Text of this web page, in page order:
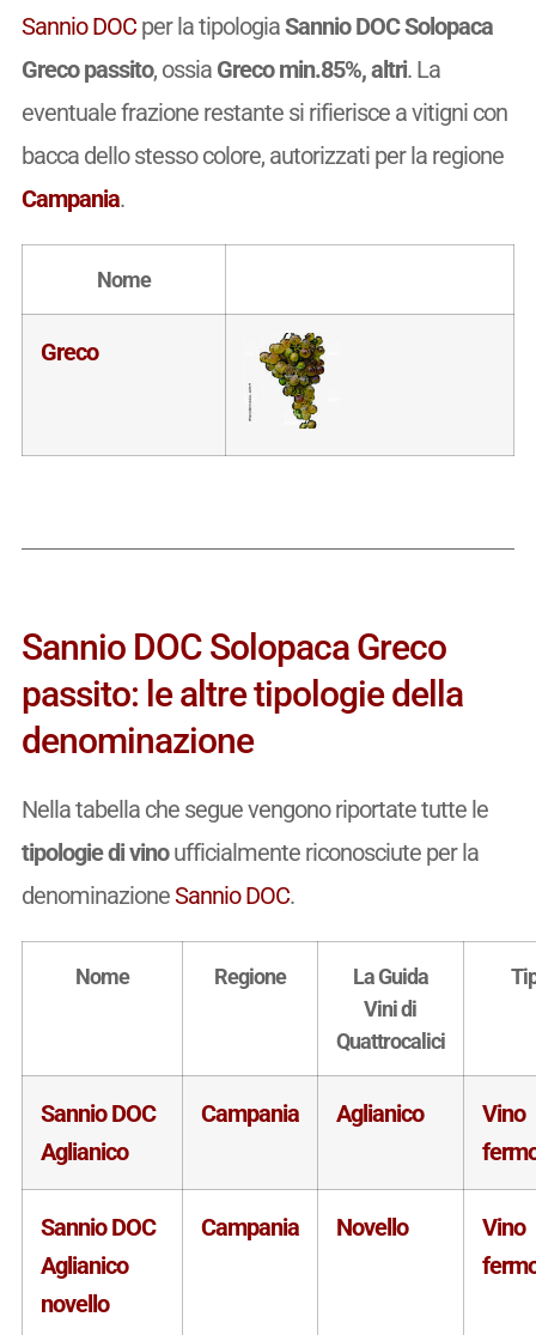
Sannio DOCper la tipologiaSannio DOC Solopaca
Greco passito, ossia Greco min.85%, altri. La
eventuale frazione restante si rifierisce a vitigni con
bacca dello stesso colore, autorizzati per la regione
Campania.
Nome
Greco
Sannio DOC Solopaca Greco
passito: le altre tipologie della
denominazione
Nella tabella che segue vengono riportate tutte le
tipologie di vinoufficialmente riconosciute per la
denominazioneSannio DOC.
Nome Regione
La Guida
Vini di
Quattrocalici
Sannio DOC
Aglianico
Campania Aglianico
Vino
Sannio DOC
Aglianico
novello
Campania Novello
Vino